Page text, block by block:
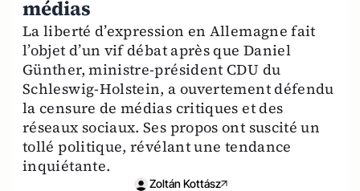
médias
La liberté d’expression en Allemagne fait
l’objet d’un vif débat après que Daniel
Günther, ministre-président CDU du
Schleswig-Holstein, a ouvertement défendu
la censure de médias critiques et des
réseaux sociaux. Ses propos ont suscité un
tollé politique, révélant une tendance
inquiétante.
Zoltán Kottász